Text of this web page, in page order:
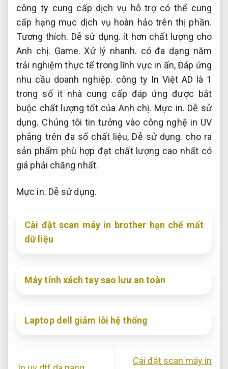
công ty cung cấp dịch vụ hỗ trợ có thể cung
cấp hạng mục dịch vụ hoàn hảo trên thị phần.
Tương thích. Dễ sử dụng. ít hơn chất lượng cho
Anh chị. Game. Xử lý nhanh. có đa dạng năm
trải nghiệm thực tế trong lĩnh vực in ấn,Đáp ứng
nhu cầu doanh nghiệp. công ty In Việt AD là 1
trong số ít nhà cung cấp đáp ứng được bắt
buộc chất lượng tốt của Anh chị. Mực in. Dễ sử
dụng. Chúng tôi tin tưởng vào công nghệ in UV
phẳng trên đa số chất liệu, Dễ sử dụng. cho ra
sản phẩm phù hợp đạt chất lượng cao nhất có
giá phải chăng nhất.
Mực in. Dễ sử dụng.
Cài đặt scan máy in brother hạn chế mất
dữ liệu
Máy tính xách tay sao lưu an toàn
Laptop dell giảm lỗi hệ thống
Cài đặt scan máy in